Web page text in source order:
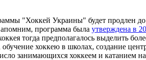
"Хоккей Украины" будет продлен до
программа была утверждена в
тогда предполагалось выделить
обучение хоккею в школах, создание
занимающихся хоккеем и катанием